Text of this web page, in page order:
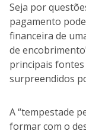
Seja por
pagamento
financeira de
de
principais
surpreendidos
A “tempestade
formar com o